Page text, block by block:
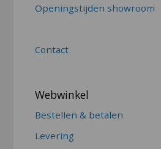
Openingstijden showroom
Contact
Webwinkel
Bestellen & betalen
Levering